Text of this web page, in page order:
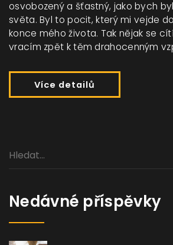
osvobozený a šťastný, jako bych
světa. Byl to pocit, který mi vejde
konce mého života. Tak nějak se
vracím zpět k těm drahocenným
Více detailů
Nedávné příspěvky